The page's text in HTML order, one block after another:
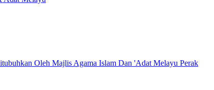
Oleh Majlis Agama Islam Dan 'Adat Melayu Perak